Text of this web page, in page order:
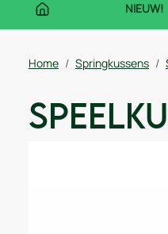
NIEUW!
Home Springkussens